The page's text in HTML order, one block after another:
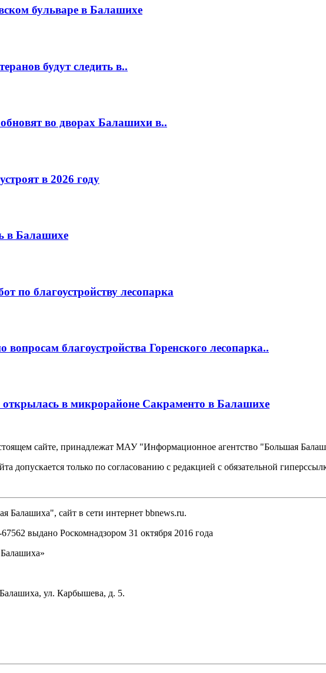
бульваре в Балашихе
будут следить в..
во дворах Балашихи в..
в 2026 году
в Балашихе
по благоустройству лесопарка
благоустройства Горенского лесопарка..
в микрорайоне Сакраменто в Балашихе
сайте, принадлежат МАУ "Информационное агентство "Большая
допускается только по согласованию с редакцией с обязательной
Балашиха", сайт в сети интернет bbnews.ru.
выдано Роскомнадзором 31 октября 2016 года
ул. Карбышева, д. 5.